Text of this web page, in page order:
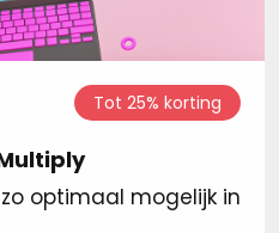
Tot 25% korting
optimaal mogelijk in